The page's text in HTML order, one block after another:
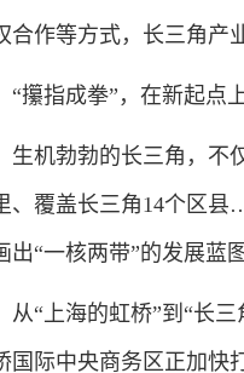
合作等方式，长三角产
指成拳”，在新起点
勃勃的长三角，不仅
、覆盖长三角14个区
出“一核两带”的发展蓝
上海的虹桥”到“长三
国际中央商务区正加快